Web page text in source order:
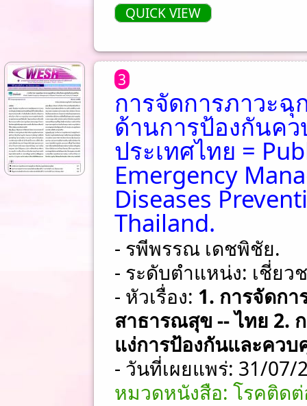
QUICK VIEW
3
การจัดการภาวะ
ด้านการป้องกันค
ประเทศไทย =
Emergency
Diseases
Thailand.
- รพีพรรณ เดชพิชัย.
- ระดับตำแหน่ง: เชี่ยว
- หัวเรื่อง: 1. การจัดกา
สาธารณสุข -- ไทย 2.
แง่การป้องกันและควบ
- วันที่เผยแพร่: 31/07/
หมวดหนังสือ: โรคติด